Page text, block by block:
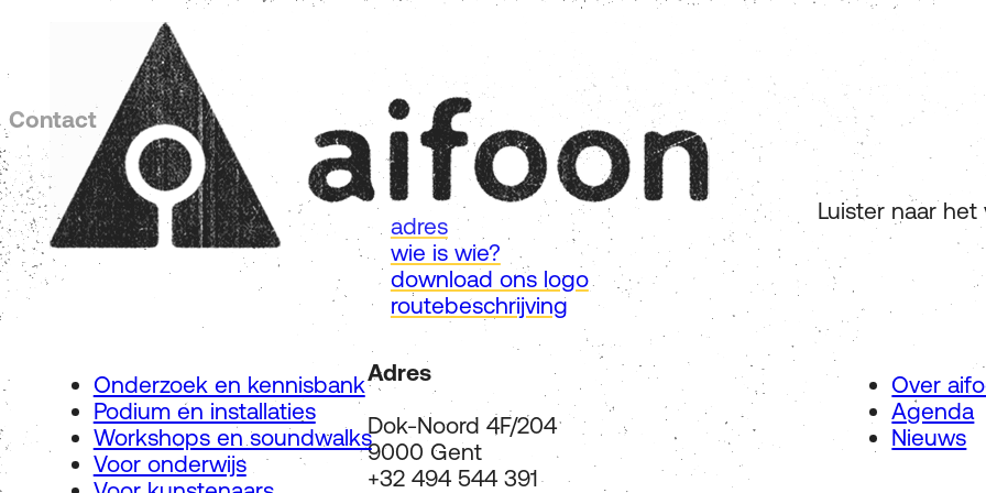
Luister naar het
Onderzoek en kennisbank
Podium en installaties
Workshops en soundwalks
Voor onderwijs
Over
Agenda
Nieuws
Contact
adres
wie is wie?
download ons logo
routebeschrijving
Adres
Dok-Noord 4F/204
9000 Gent
+32 494 544 391